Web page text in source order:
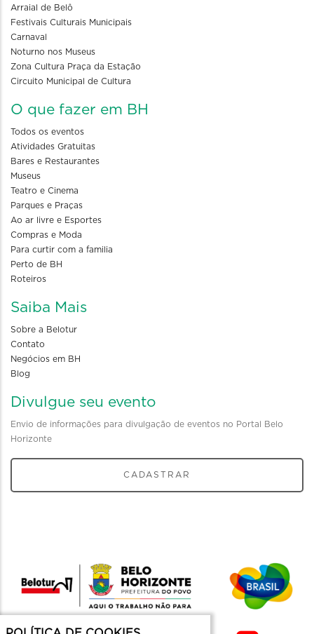
Arraial de Belô
Festivais Culturais Municipais
Carnaval
Noturno nos Museus
Zona Cultura Praça da Estação
Circuito Municipal de Cultura
O que fazer em BH
Todos os eventos
Atividades Gratuitas
Bares e Restaurantes
Museus
Teatro e Cinema
Parques e Praças
Ao ar livre e Esportes
Compras e Moda
Para curtir com a familia
Perto de BH
Roteiros
Saiba Mais
Sobre a Belotur
Contato
Negócios em BH
Blog
Divulgue seu evento
Envio de informações para divulgação de eventos no Portal Belo
Horizonte
CADASTRAR